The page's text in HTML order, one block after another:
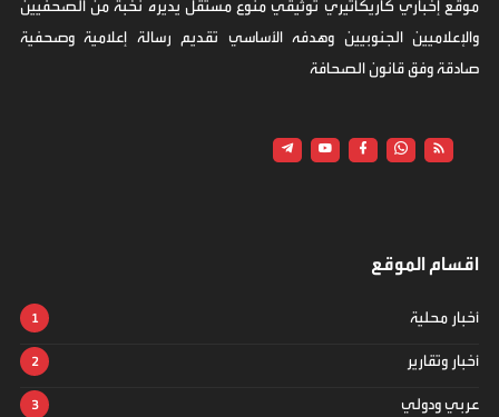
موقع إخباري كاريكاتيري توثيقي منوع مستقل يديره نخبة من الصحفيين
والإعلاميين الجنوبيين وهدفه الأساسي تقديم رسالة إعلامية وصحفية
صادقة وفق قانون الصحافة
اقسام الموقع
أخبار محلية
أخبار وتقارير
عربي ودولي